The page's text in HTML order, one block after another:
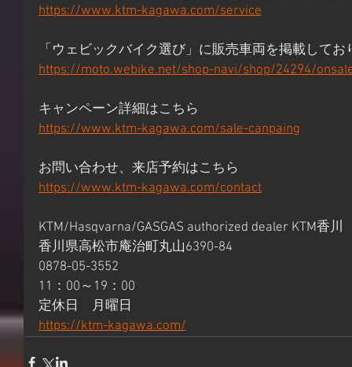
https://www.ktm-kagawa.com/service
「ウェビックバイク選び」に販売車両を掲載してお
https://moto.webike.net/shop-navi/shop/24294/
キャンペーン詳細はこちら
https://www.ktm-kagawa.com/sale-canpaing
お問い合わせ、来店予約はこちら
https://www.ktm-kagawa.com/contact
KTM/Hasqvarna/GASGAS authorized dealer KTM香川
香川県高松市庵治町丸山6390-84
0878-05-3552
11：00～19：00
定休日　月曜日
https://ktm-kagawa.com/